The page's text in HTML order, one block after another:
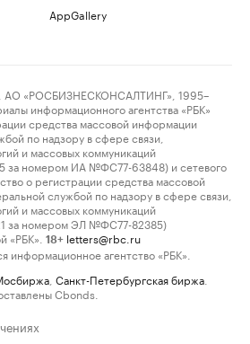
AppGallery
«РОСБИЗНЕСКОНСАЛТИНГ», 1995–
информационного агентства «РБК»
средства массовой информации
по надзору в сфере связи,
и массовых коммуникаций
за номером ИА №ФС77-63848) и сетевого
о регистрации средства массовой
службой по надзору в сфере связи,
и массовых коммуникаций
за номером ЭЛ №ФС77-82385)
«РБК».
18+ letters@rbc.ru
информационное агентство «РБК».
Санкт-Петербургская биржа
Cbonds.